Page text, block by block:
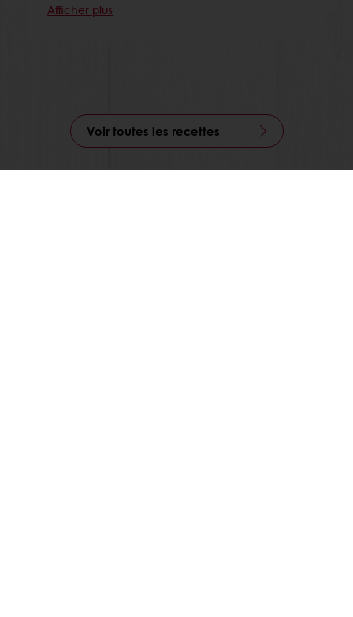
Afficher plus
Voir toutes les recettes